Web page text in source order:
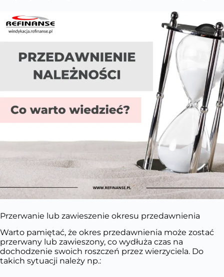
Przerwanie lub zawieszenie okresu przedawnienia
Warto pamiętać, że okres przedawnienia może zostać
przerwany lub zawieszony, co wydłuża czas na
dochodzenie swoich roszczeń przez wierzyciela. Do
takich sytuacji należy np.: